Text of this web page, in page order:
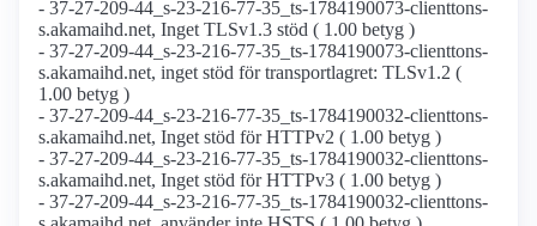
- 37-27-209-44_s-23-216-77-35_ts-1784190073-clienttons-
s.akamaihd.net, Inget TLSv1.3 stöd ( 1.00 betyg )
- 37-27-209-44_s-23-216-77-35_ts-1784190073-clienttons-
s.akamaihd.net, inget stöd för transportlagret: TLSv1.2 (
1.00 betyg )
- 37-27-209-44_s-23-216-77-35_ts-1784190032-clienttons-
s.akamaihd.net, Inget stöd för HTTPv2 ( 1.00 betyg )
- 37-27-209-44_s-23-216-77-35_ts-1784190032-clienttons-
s.akamaihd.net, Inget stöd för HTTPv3 ( 1.00 betyg )
- 37-27-209-44_s-23-216-77-35_ts-1784190032-clienttons-